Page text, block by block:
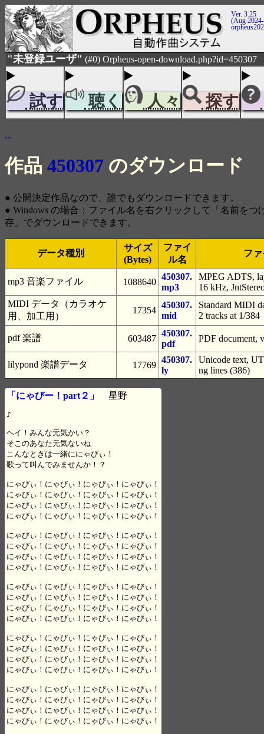
Ver. 3.25
(Aug
"未登録ユーザ" (#0) Orpheus-open-download.php?id=450307
試す 聴く 人々 探す
...
作品 450307 のダウンロード
● 公開決定作品なので、誰でもダウンロードできます。
● Windows の場合：ファイル名を右クリックして「名前をつ
存」でダウンロードできます。
データ種別
サイズ
(Bytes)
ファイ
ル名
フ
mp3 音楽ファイル 1088640
450307.
mp3
MPEG ADTS,
16 kHz,
MIDI データ（カラオケ
用、加工用）
17354
450307.
mid
Standard MIDI
2 tracks at 1/384
pdf 楽譜 603487
450307.
pdf
PDF document,
lilypond 楽譜データ 17769
450307.
ly
Unicode text,
ng lines (386)
「にゃびー！part２」 星野
♪
ヘイ！みんな元気かい？
そこのあなた元気ないね
こんなときは一緒ににゃびぃ！
歌って叫んでみませんか！？
にゃびぃ！にゃびぃ！にゃびぃ！にゃびぃ！
にゃびぃ！にゃびぃ！にゃびぃ！にゃびぃ！
にゃびぃ！にゃびぃ！にゃびぃ！にゃびぃ！
にゃびぃ！にゃびぃ！にゃびぃ！にゃびぃ！
にゃびぃ！にゃびぃ！にゃびぃ！にゃびぃ！
にゃびぃ！にゃびぃ！にゃびぃ！にゃびぃ！
にゃびぃ！にゃびぃ！にゃびぃ！にゃびぃ！
にゃびぃ！にゃびぃ！にゃびぃ！にゃびぃ！
にゃびぃ！にゃびぃ！にゃびぃ！にゃびぃ！
にゃびぃ！にゃびぃ！にゃびぃ！にゃびぃ！
にゃびぃ！にゃびぃ！にゃびぃ！にゃびぃ！
にゃびぃ！にゃびぃ！にゃびぃ！にゃびぃ！
にゃびぃ！にゃびぃ！にゃびぃ！にゃびぃ！
にゃびぃ！にゃびぃ！にゃびぃ！にゃびぃ！
にゃびぃ！にゃびぃ！にゃびぃ！にゃびぃ！
にゃびぃ！にゃびぃ！にゃびぃ！にゃびぃ！
にゃびぃ！にゃびぃ！にゃびぃ！にゃびぃ！
にゃびぃ！にゃびぃ！にゃびぃ！にゃびぃ！
にゃびぃ！にゃびぃ！にゃびぃ！にゃびぃ！
にゃびぃ！にゃびぃ！にゃびぃ！にゃびぃ！